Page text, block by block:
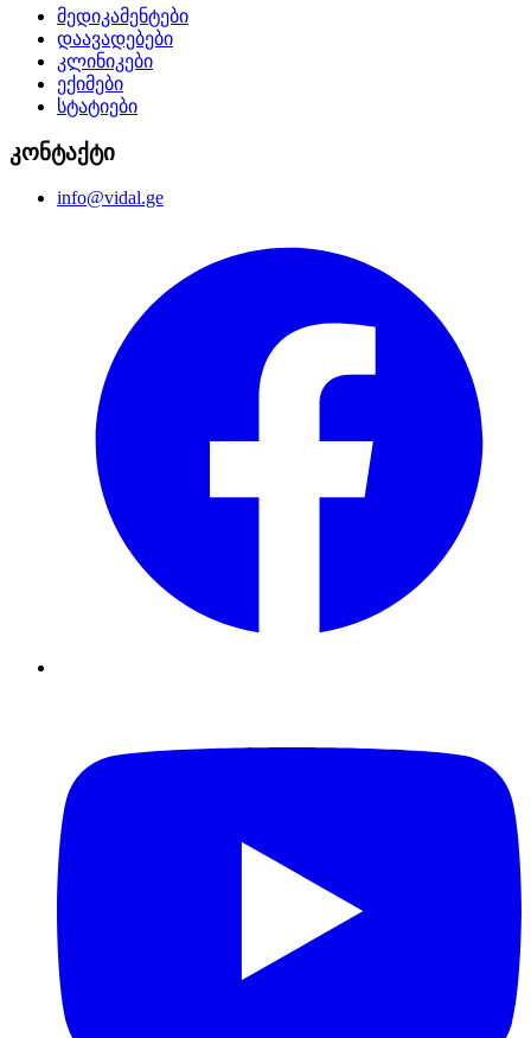
მედიკამენტები
დაავადებები
კლინიკები
ექიმები
სტატიები
კონტაქტი
info@vidal.ge